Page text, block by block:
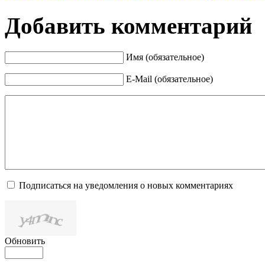
Добавить комментарий
Имя (обязательное)
E-Mail (обязательное)
Подписаться на уведомления о новых комментариях
Обновить